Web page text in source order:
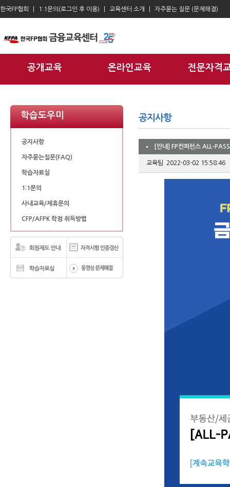
한국FP협회 1:1문의(로그인 후 이용) 교육센터 소개 자주묻는 질문 (문제해결)
공개교육 온라인교육 전문자격
학습도우미
공지사항
자주묻는질문(FAQ)
학습자료실
1:1문의
사내교육/제휴문의
CFP/AFPK 학점 취득방법
[안내] FP컨퍼런스 ALL-
교육팀 2022-03-02 15:58:46